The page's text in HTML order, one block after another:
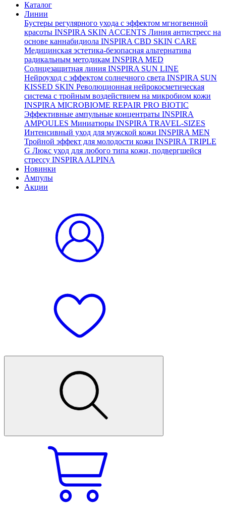
Каталог
Линии
Бустеры регулярного ухода с эффектом мгногвенной
красоты INSPIRA SKIN ACCENTS Линия антистресс на
основе каннабидиола INSPIRA CBD SKIN CARE
Медицинская эстетика-безопасная альтернатива
радикальным методикам INSPIRA MED
Солнцезащитная линия INSPIRA SUN LINE
Нейроуход с эффектом солнечного света INSPIRA SUN
KISSED SKIN Революционная нейрокосметическая
система с тройным воздействием на микробиом кожи
INSPIRA MICROBIOME REPAIR PRO BIOTIC
Эффективные ампульные концентраты INSPIRA
AMPOULES Миниатюры INSPIRA TRAVEL-SIZES
Интенсивный уход для мужской кожи INSPIRA MEN
Тройной эффект для молодости кожи INSPIRA TRIPLE
G Люкс уход для любого типа кожи, подвергшейся
стрессу INSPIRA ALPINA
Новинки
Ампулы
Акции